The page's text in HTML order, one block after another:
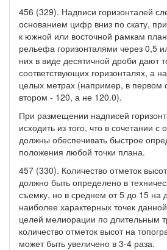
456 (329). Надписи горизонталей
основанием цифр вниз по скату,
к южной или восточной рамкам
рельефа горизонталями через 0,5
них в виде десятичной дроби дают
соответствующих горизонталях, а
целых метрах (например, в первом
втором - 120, а не 120.0).
При размещении надписей
исходить из того, что в сочетании с
должны обеспечивать быстрое
положения любой точки плана.
457 (330). Количество отметок
должно быть определено в
съемку, но в среднем от 5 до 15 на
наиболее характерных точек
целей мелиорации по длительным
количество отметок высот на
может быть увеличено в 3-4 раза.